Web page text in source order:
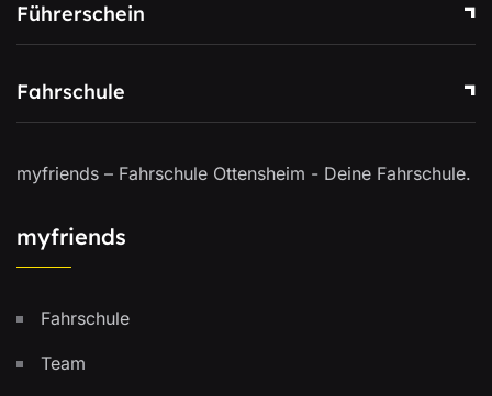
Führerschein
Fahrschule
myfriends – Fahrschule Ottensheim - Deine Fahrschule.
myfriends
Fahrschule
Team